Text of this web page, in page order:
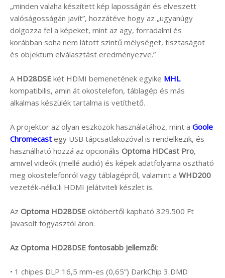
„minden valaha készített kép laposságán és elveszett
valóságosságán javít”, hozzátéve hogy az „ugyanúgy
dolgozza fel a képeket, mint az agy, forradalmi és
korábban soha nem látott szintű mélységet, tisztaságot
és objektum elválasztást eredményezve.”
A HD28DSE két HDMI bemenetének egyike MHL
kompatibilis, amin át okostelefon, táblagép és más
alkalmas készülék tartalma is vetíthető.
A projektor az olyan eszközök használatához, mint a Goole
Chromecast egy USB tápcsatlakozóval is rendelkezik, és
használható hozzá az opcionális Optoma HDCast Pro,
amivel videók (mellé audió) és képek adatfolyama osztható
meg okostelefonról vagy táblagépről, valamint a WHD200
vezeték-nélküli HDMI jelátviteli készlet is.
Az Optoma HD28DSE októbertől kapható 329.500 Ft
javasolt fogyasztói áron.
Az Optoma HD28DSE fontosabb jellemzői:
• 1 chipes DLP 16,5 mm-es (0,65”) DarkChip 3 DMD